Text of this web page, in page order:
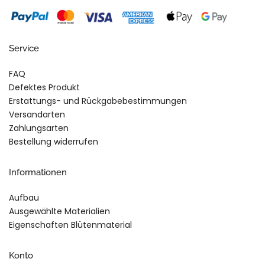
Service
FAQ
Defektes Produkt
Erstattungs- und Rückgabebestimmungen
Versandarten
Zahlungsarten
Bestellung widerrufen
Informationen
Aufbau
Ausgewählte Materialien
Eigenschaften Blütenmaterial
Konto